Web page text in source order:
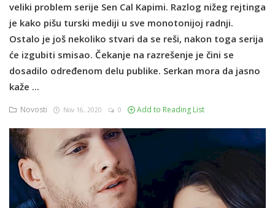
veliki problem serije Sen Cal Kapimi. Razlog nižeg rejtinga
je kako pišu turski mediji u sve monotonijoj radnji.
Ostalo je još nekoliko stvari da se reši, nakon toga serija
će izgubiti smisao. Čekanje na razrešenje je čini se
dosadilo određenom delu publike. Serkan mora da jasno
kaže ...
Novosti Nov 16, 2020 0 Add to Reading List